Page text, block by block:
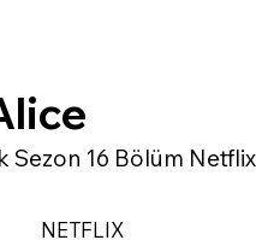
Sezon 16 Bölüm
NETFLIX